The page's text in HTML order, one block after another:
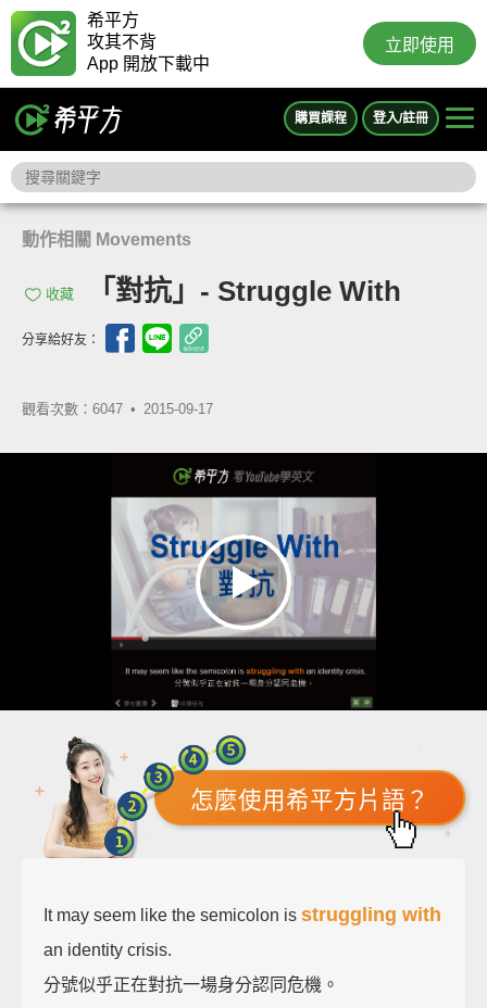
希平方
攻其不背
App 開放下載中
立即使用
購買課程 登入/註冊
動作相關 Movements
收藏 「對抗」- Struggle With
分享給好友：
觀看次數：6047 • 2015-09-17
怎麼使用希平方片語？
It may seem like the semicolon is struggling with
an identity crisis.
分號似乎正在對抗一場身分認同危機。